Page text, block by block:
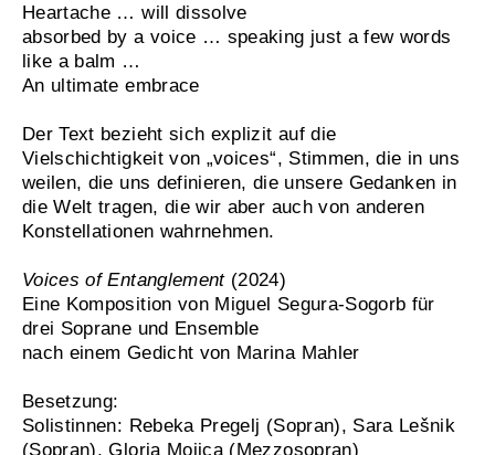
Heartache … will dissolve
absorbed by a voice … speaking just a few words
like a balm …
An ultimate embrace
Der Text bezieht sich explizit auf die
Vielschichtigkeit von „voices“, Stimmen, die in uns
weilen, die uns definieren, die unsere Gedanken in
die Welt tragen, die wir aber auch von anderen
Konstellationen wahrnehmen.
Voices of Entanglement(2024)
Eine Komposition von Miguel Segura-Sogorb für
drei Soprane und Ensemble
nach einem Gedicht von Marina Mahler
Besetzung:
Solistinnen: Rebeka Pregelj (Sopran), Sara Lešnik
(Sopran), Gloria Mojica (Mezzosopran)